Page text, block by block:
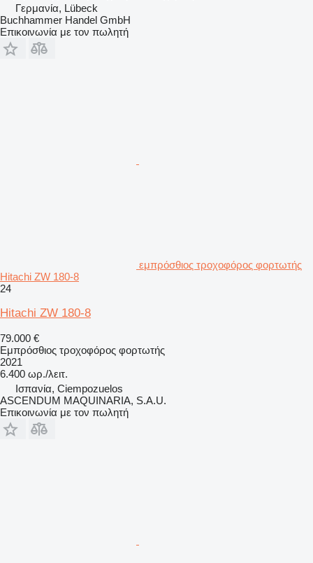
Γερμανία, Lübeck
Buchhammer Handel GmbH
Επικοινωνία με τον πωλητή
εμπρόσθιος τροχοφόρος φορτωτής
Hitachi ZW 180-8
24
Hitachi ZW 180-8
79.000 €
Εμπρόσθιος τροχοφόρος φορτωτής
2021
6.400 ωρ./λειτ.
Ισπανία, Ciempozuelos
ASCENDUM MAQUINARIA, S.A.U.
Επικοινωνία με τον πωλητή